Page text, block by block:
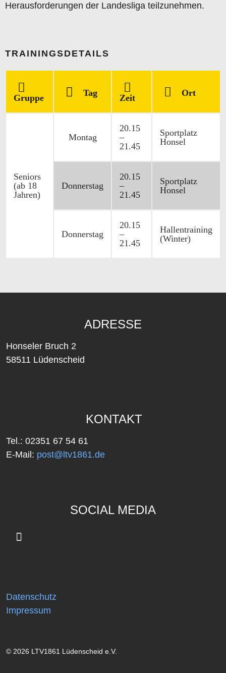
Herausforderungen der Landesliga teilzunehmen.
TRAININGSDETAILS
Gruppe Tag Zeit Ort
Seniors
(ab 18
Jahren)
Montag
20.15
–
21.45
Sportplatz
Honsel
Donnerstag
20.15
–
21.45
Sportplatz
Honsel
Donnerstag
20.15
–
21.45
Hallentraining
(Winter)
ADRESSE
Honseler Bruch 2
58511 Lüdenscheid
KONTAKT
Tel.: 02351 67 54 61
E-Mail: post@ltv1861.de
SOCIAL MEDIA
Datenschutz
Impressum
© 2026 LTV1861 Lüdenscheid e.V.